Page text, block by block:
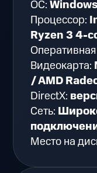
ОС:
Процессор:
Ryzen 3 4-
Видеокарта:
/ AMD
DirectX:
Сеть:
Место на